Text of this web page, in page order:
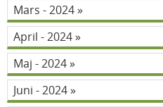
Mars - 2024
April - 2024
Maj - 2024
Juni - 2024